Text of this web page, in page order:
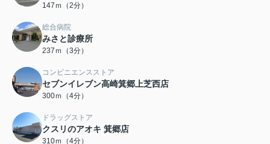
147ｍ（2分）
総合病院
みさと診療所
237ｍ（3分）
コンビニエンスストア
セブンイレブン高崎箕郷上芝西店
300ｍ（4分）
ドラッグストア
クスリのアオキ 箕郷店
310ｍ（4分）